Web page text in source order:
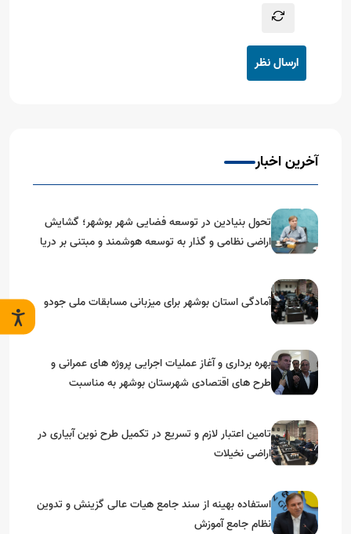
ارسال نظر
آخرین اخبار
تحول بنیادین در توسعه فضایی شهر بوشهر؛ گشایش
اراضی نظامی و گذار به توسعه هوشمند و مبتنی بر دریا
آمادگی استان بوشهر برای میزبانی مسابقات ملی جودو
بهره برداری و آغاز عملیات اجرایی پروژه های عمرانی و
طرح های اقتصادی شهرستان بوشهر به مناسبت
تامین اعتبار لازم و تسریع در تکمیل طرح نوین آبیاری در
اراضی نخیلات
استفاده بهینه از سند جامع هیات عالی گزینش و‌ تدوین
نظام جامع آموزش